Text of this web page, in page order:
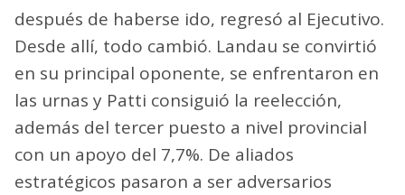
después de haberse ido, regresó al Ejecutivo.
Desde allí, todo cambió. Landau se convirtió
en su principal oponente, se enfrentaron en
las urnas y Patti consiguió la reelección,
además del tercer puesto a nivel provincial
con un apoyo del 7,7%. De aliados
estratégicos pasaron a ser adversarios